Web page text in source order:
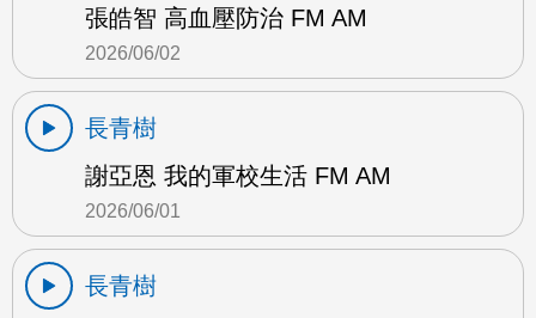
張皓智 高血壓防治 FM AM
2026/06/02
長青樹
謝亞恩 我的軍校生活 FM AM
2026/06/01
長青樹